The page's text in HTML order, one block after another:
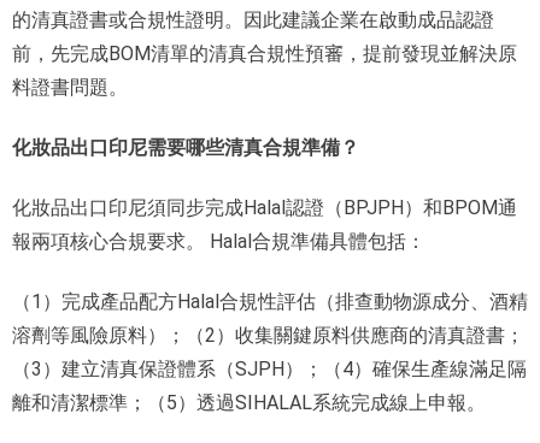
的清真證書或合規性證明。因此建議企業在啟動成品認證
前，先完成BOM清單的清真合規性預審，提前發現並解決原
料證書問題。
化妝品出口印尼需要哪些清真合規準備？
化妝品出口印尼須同步完成Halal認證（BPJPH）和BPOM通
報兩項核心合規要求。 Halal合規準備具體包括：
（1）完成產品配方Halal合規性評估（排查動物源成分、酒精
溶劑等風險原料）；（2）收集關鍵原料供應商的清真證書；
（3）建立清真保證體系（SJPH）；（4）確保生產線滿足隔
離和清潔標準；（5）透過SIHALAL系統完成線上申報。